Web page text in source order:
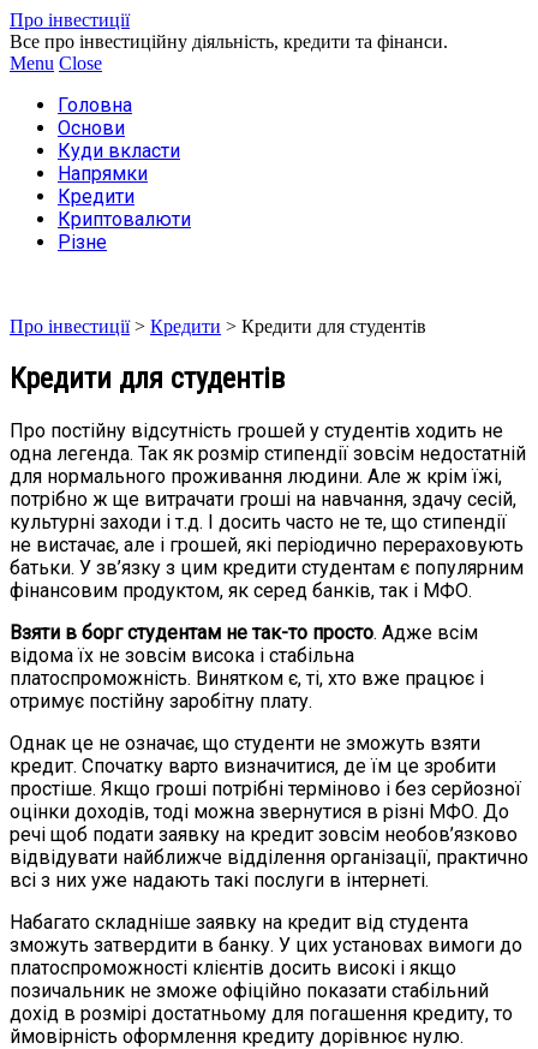
Про інвестиції
Все про інвестиційну діяльність, кредити та фінанси.
Menu Close
Головна
Основи
Куди вкласти
Напрямки
Кредити
Криптовалюти
Різне
Про інвестиції> Кредити > Кредити для студентів
Кредити для студентів
Про постійну відсутність грошей у студентів ходить не
одна легенда. Так як розмір стипендії зовсім недостатній
для нормального проживання людини. Але ж крім їжі,
потрібно ж ще витрачати гроші на навчання, здачу сесій,
культурні заходи і т.д. І досить часто не те, що стипендії
не вистачає, але і грошей, які періодично перераховують
батьки. У зв’язку з цим кредити студентам є популярним
фінансовим продуктом, як серед банків, так і МФО.
Взяти в борг студентам не так-то просто. Адже всім
відома їх не зовсім висока і стабільна
платоспроможність. Винятком є, ті, хто вже працює і
отримує постійну заробітну плату.
Однак це не означає, що студенти не зможуть взяти
кредит. Спочатку варто визначитися, де їм це зробити
простіше. Якщо гроші потрібні терміново і без серйозної
оцінки доходів, тоді можна звернутися в різні МФО. До
речі щоб подати заявку на кредит зовсім необов’язково
відвідувати найближче відділення організації, практично
всі з них уже надають такі послуги в інтернеті.
Набагато складніше заявку на кредит від студента
зможуть затвердити в банку. У цих установах вимоги до
платоспроможності клієнтів досить високі і якщо
позичальник не зможе офіційно показати стабільний
дохід в розмірі достатньому для погашення кредиту, то
ймовірність оформлення кредиту дорівнює нулю.